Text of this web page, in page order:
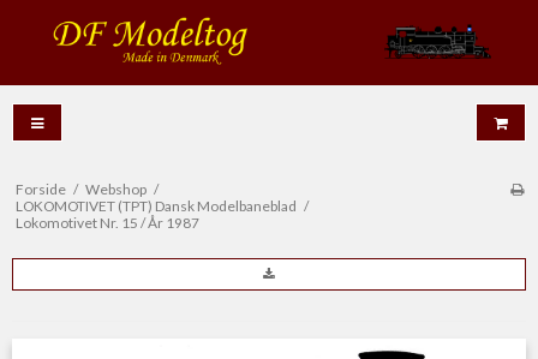
Forside / Webshop /
LOKOMOTIVET (TPT) Dansk Modelbaneblad /
Lokomotivet Nr. 15 / År 1987